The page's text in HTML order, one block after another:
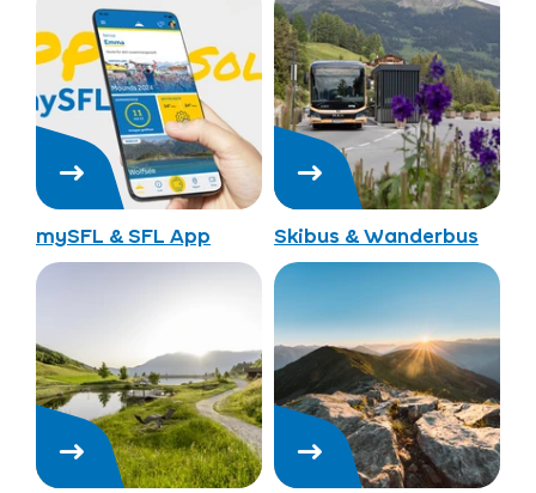
mySFL & SFL App Skibus & Wanderbus